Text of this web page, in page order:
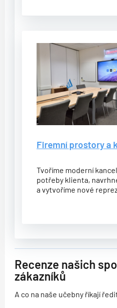
Firemní prostory a
Tvoříme moderní
potřeby klienta,
a vytvoříme nové
Recenze našich
zákazníků
A co na naše učebny říkají